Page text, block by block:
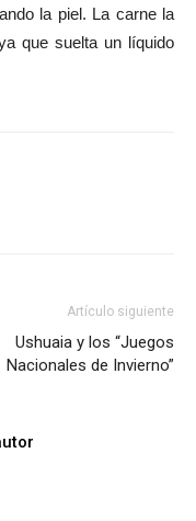
la piel. La carne la
que suelta un líquido
Artículo siguiente
Ushuaia y los “Juegos
Nacionales de Invierno”